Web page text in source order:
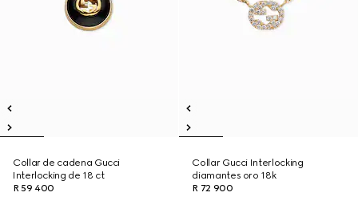
Collar de cadena Gucci
Interlocking de 18 ct
R 59 400
Collar Gucci Interlocking
diamantes oro 18k
R 72 900